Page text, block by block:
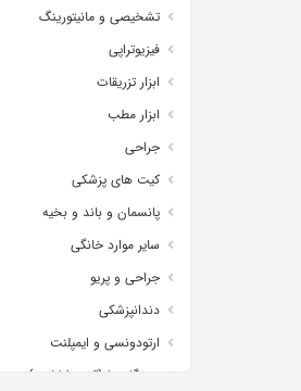
تشخیصی و مانیتورینگ
فیزیوتراپی
ابزار تزریقات
ابزار مطب
جراحی
کیت های پزشکی
پانسمان و باند و بخیه
سایر موارد خانگی
جراحی و پریو
دندانپزشکی
ارتودونسی و ایمپلنت
دستگاه ها (قند وفشارو..)